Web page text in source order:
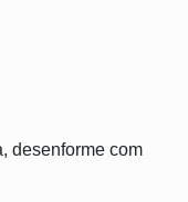
desenforme com